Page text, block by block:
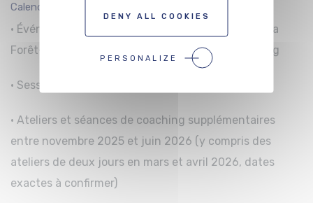
Calendrier :
· Événement de lancement au Festival du film de la
Forêt-Noire les 25 et 26 novembre 2025, à Fribourg
· Sessions de Mannheim les 8 et 9 décembre 2025
· Ateliers et séances de coaching supplémentaires
entre novembre 2025 et juin 2026 (y compris des
ateliers de deux jours en mars et avril 2026, dates
exactes à confirmer)
DENY ALL COOKIES
PERSONALIZE